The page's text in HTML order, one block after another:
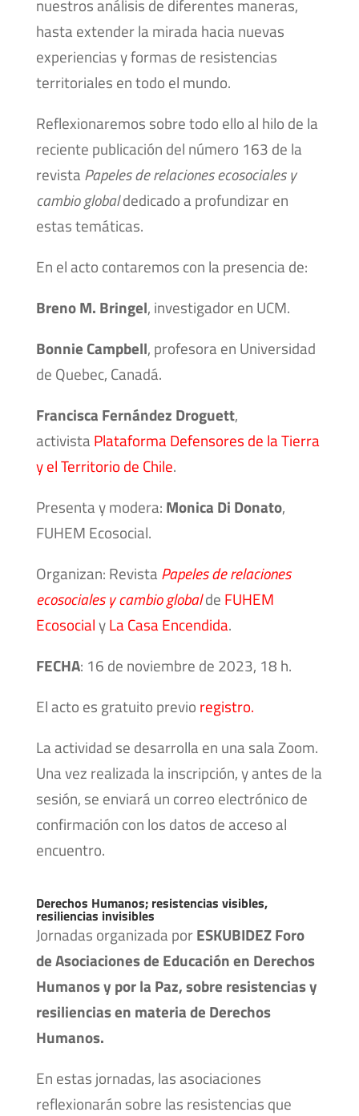
nuestros análisis de diferentes maneras,
hasta extender la mirada hacia nuevas
experiencias y formas de resistencias
territoriales en todo el mundo.
Reflexionaremos sobre todo ello al hilo de la
reciente publicación del número 163 de la
revista Papeles de relaciones ecosociales y
cambio globaldedicado a profundizar en
estas temáticas.
En el acto contaremos con la presencia de:
Breno M. Bringel, investigador en UCM.
Bonnie Campbell, profesora en Universidad
de Quebec, Canadá.
Francisca Fernández Droguett,
activista Plataforma Defensores de la Tierra
y el Territorio de Chile.
Presenta y modera: Monica Di Donato,
FUHEM Ecosocial.
Organizan: Revista Papeles de relaciones
ecosociales y cambio globalde FUHEM
EcosocialyLa Casa Encendida.
FECHA: 16 de noviembre de 2023, 18 h.
El acto es gratuito previo registro.
La actividad se desarrolla en una sala Zoom.
Una vez realizada la inscripción, y antes de la
sesión, se enviará un correo electrónico de
confirmación con los datos de acceso al
encuentro.
Derechos Humanos; resistencias visibles,
resiliencias invisibles
Jornadas organizada porESKUBIDEZ Foro
de Asociaciones de Educación en Derechos
Humanos y por la Paz, sobre resistencias y
resiliencias en materia de Derechos
Humanos.
En estas jornadas, las asociaciones
reflexionarán sobre las resistencias que